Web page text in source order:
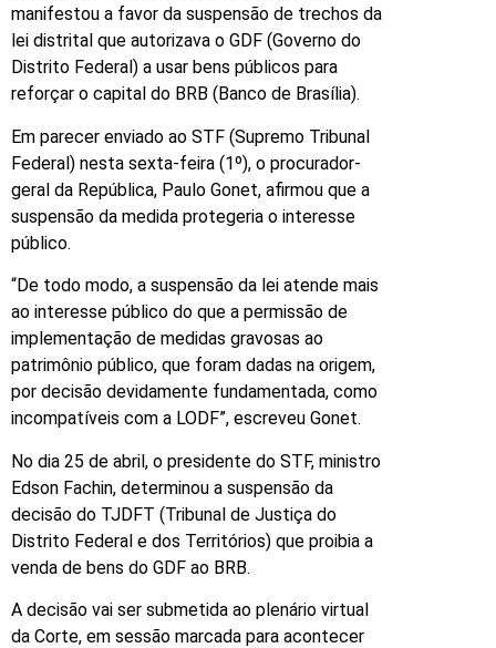
manifestou a favor da suspensão de trechos da
lei distrital que autorizava o GDF (Governo do
Distrito Federal) a usar bens públicos para
reforçar o capital do BRB (Banco de Brasília).
Em parecer enviado ao STF (Supremo Tribunal
Federal) nesta sexta-feira (1º), o procurador-
geral da República, Paulo Gonet, afirmou que a
suspensão da medida protegeria o interesse
público.
“De todo modo, a suspensão da lei atende mais
ao interesse público do que a permissão de
implementação de medidas gravosas ao
patrimônio público, que foram dadas na origem,
por decisão devidamente fundamentada, como
incompatíveis com a LODF”, escreveu Gonet.
No dia 25 de abril, o presidente do STF, ministro
Edson Fachin, determinou a suspensão da
decisão do TJDFT (Tribunal de Justiça do
Distrito Federal e dos Territórios) que proibia a
venda de bens do GDF ao BRB.
A decisão vai ser submetida ao plenário virtual
da Corte, em sessão marcada para acontecer